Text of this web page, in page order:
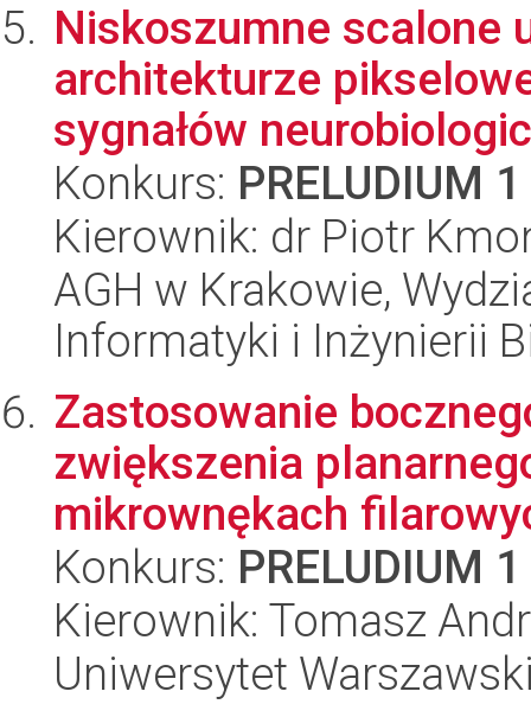
Niskoszumne scalone
architekturze
sygnałów
Konkurs: PRELUDIUM 1
Kierownik: dr Piotr
AGH w Krakowie,
Informatyki i Inżynierii
Zastosowanie
zwiększenia
mikrownękach
Konkurs: PRELUDIUM 1
Kierownik: Tomasz
Uniwersytet